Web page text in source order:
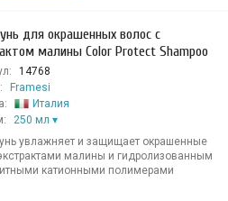
для окрашенных волос с
малины Color Protect Shampoo
14768
Framesi
Италия
250 мл
увлажняет и защищает окрашенные
малины и гидролизованным
катионными полимерами